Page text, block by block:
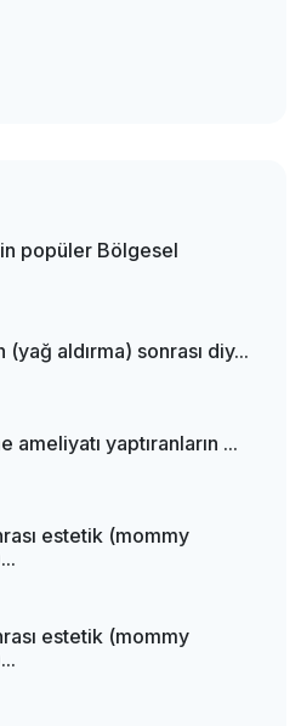
popüler Bölgesel
aldırma) sonrası diy...
ameliyatı yaptıranların ...
estetik (mommy
estetik (mommy